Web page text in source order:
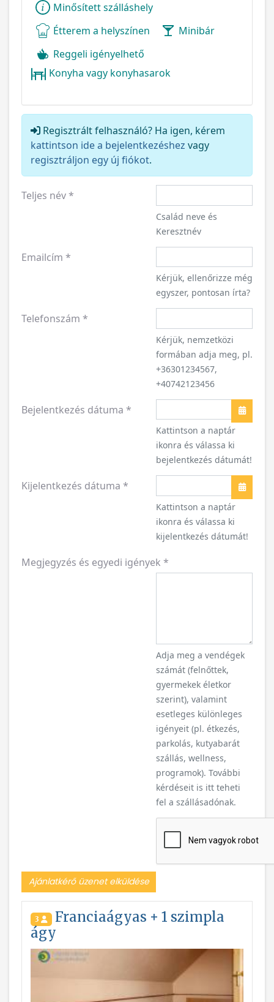
Minősített szálláshely
Étterem a helyszínen
Minibár
Reggeli igényelhető
Konyha vagy konyhasarok
Regisztrált felhasználó? Ha igen, kérem
kattintson ide a bejelentkezéshez vagy
regisztráljon egy új fiókot.
Teljes név*
Család neve és
Keresztnév
Emailcím *
Kérjük, ellenőrizze még
egyszer, pontosan írta?
Telefonszám *
Kérjük, nemzetközi
formában adja meg, pl.
+36301234567,
+40742123456
Bejelentkezés dátuma *
Naptár
Kattintson a naptár
ikonra és válassa ki
bejelentkezés dátumát!
Kijelentkezés dátuma *
Naptár
Kattintson a naptár
ikonra és válassa ki
kijelentkezés dátumát!
Megjegyzés és egyedi igények *
Adja meg a vendégek
számát (felnőttek,
gyermekek életkor
szerint), valamint
esetleges különleges
igényeit (pl. étkezés,
parkolás, kutyabarát
szállás, wellness,
programok). További
kérdéseit is itt teheti
fel a szállásadónak.
Ajánlatkérő üzenet elküldése
3
Franciaágyas + 1 szimpla
ágy